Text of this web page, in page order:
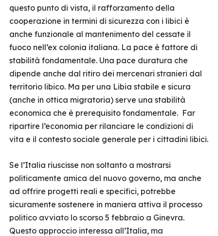
questo punto di vista, il rafforzamento della
cooperazione in termini di sicurezza con i libici è
anche funzionale al mantenimento del cessate il
fuoco nell’ex colonia italiana. La pace è fattore di
stabilità fondamentale. Una pace duratura che
dipende anche dal ritiro dei mercenari stranieri dal
territorio libico. Ma per una Libia stabile e sicura
(anche in ottica migratoria) serve una stabilità
economica che è prerequisito fondamentale. Far
ripartire l’economia per rilanciare le condizioni di
vita e il contesto sociale generale per i cittadini libici.
Se l’Italia riuscisse non soltanto a mostrarsi
politicamente amica del nuovo governo, ma anche
ad offrire progetti reali e specifici, potrebbe
sicuramente sostenere in maniera attiva il processo
politico avviato lo scorso 5 febbraio a Ginevra.
Questo approccio interessa all’Italia, ma